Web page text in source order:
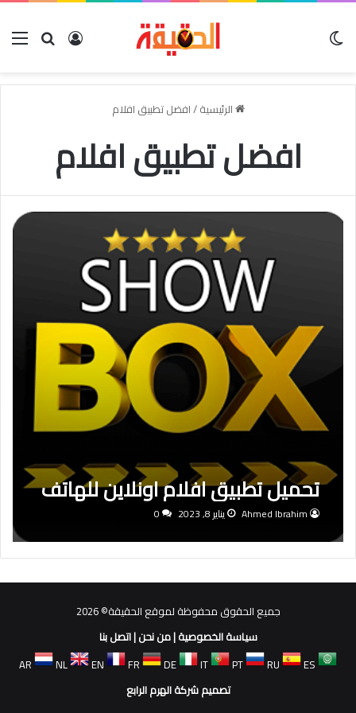
بحث عنتسجيل
الرئيسية/افضل تطبيق افلام
افضل تطبيق افلام
تحميل تطبيق افلام اونلاين للهاتف
Ahmed Ibrahim يناير 8, 2023 0
جميع الحقوق محفوظة لموقع الحقيقة© 2026
سياسة الخصوصية|من نحن|اتصل بنا
AR
NL EN FR DE IT PT RU
ES
تصميم شركة الهرم الرابع